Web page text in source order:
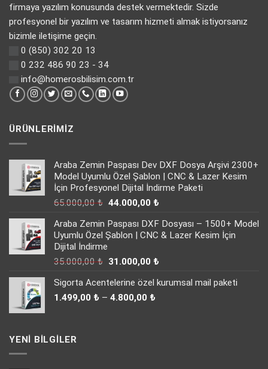
firmaya yazılım konusunda destek vermektedir. Sizde
profesyonel bir yazılım ve tasarım hizmeti almak istiyorsanız
bizimle iletişime geçin.
0 (850) 302 20 13
0 232 486 90 23 - 34
info@homerosbilisim.com.tr
ÜRÜNLERIMIZ
Araba Zemin Paspası Dev DXF Dosya Arşivi 2300+
Model Uyumlu Özel Şablon | CNC & Lazer Kesim
İçin Profesyonel Dijital İndirme Paketi
65.000,00₺ Orijinal
65.000,00 ₺.
44.000,00 ₺Şu
fiyat:
44.000,00 ₺.
Araba Zemin Paspası DXF Dosyası – 1500+ Model
Uyumlu Özel Şablon | CNC & Lazer Kesim İçin
Dijital İndirme
35.000,00₺ Orijinal
35.000,00 ₺.
31.000,00 ₺Şu
fiyat:
Sigorta Acentelerine özel kurumsal mail paketi
1.499,00 ₺ – 4.800,00 ₺
YENI BILGILER